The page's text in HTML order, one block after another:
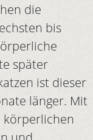
die
bis
später
ist dieser
länger. Mit
körperlichen